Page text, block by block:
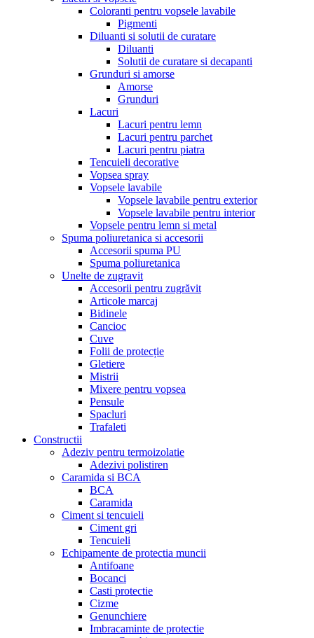
Coloranti pentru vopsele lavabile
Pigmenti
Diluanti si solutii de curatare
Diluanti
Solutii de curatare si decapanti
Grunduri si amorse
Amorse
Grunduri
Lacuri
Lacuri pentru lemn
Lacuri pentru parchet
Lacuri pentru piatra
Tencuieli decorative
Vopsea spray
Vopsele lavabile
Vopsele lavabile pentru exterior
Vopsele lavabile pentru interior
Vopsele pentru lemn si metal
Spuma poliuretanica si accesorii
Accesorii spuma PU
Spuma poliuretanica
Unelte de zugravit
Accesorii pentru zugrăvit
Articole marcaj
Bidinele
Cancioc
Cuve
Folii de protecție
Gletiere
Mistrii
Mixere pentru vopsea
Pensule
Spacluri
Trafaleti
Constructii
Adeziv pentru termoizolatie
Adezivi polistiren
Caramida si BCA
BCA
Caramida
Ciment si tencuieli
Ciment gri
Tencuieli
Echipamente de protectia muncii
Antifoane
Bocanci
Casti protectie
Cizme
Genunchiere
Imbracaminte de protectie